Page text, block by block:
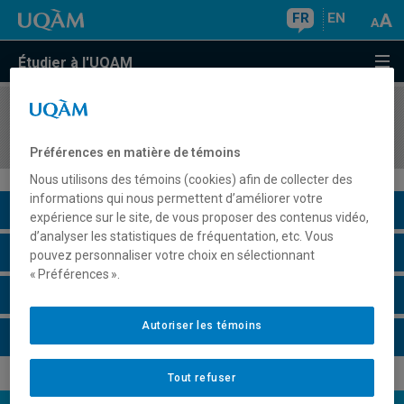
FR EN
Étudier à l'UQAM
COURS//
Description du cours
Horaire - Été 2026
Préférences en matière de témoins
Nous utilisons des témoins (cookies) afin de collecter des
informations qui nous permettent d’améliorer votre
expérience sur le site, de vous proposer des contenus vidéo,
d’analyser les statistiques de fréquentation, etc. Vous
pouvez personnaliser votre choix en sélectionnant
« Préférences ».
Tout refuser
Autoriser les témoins